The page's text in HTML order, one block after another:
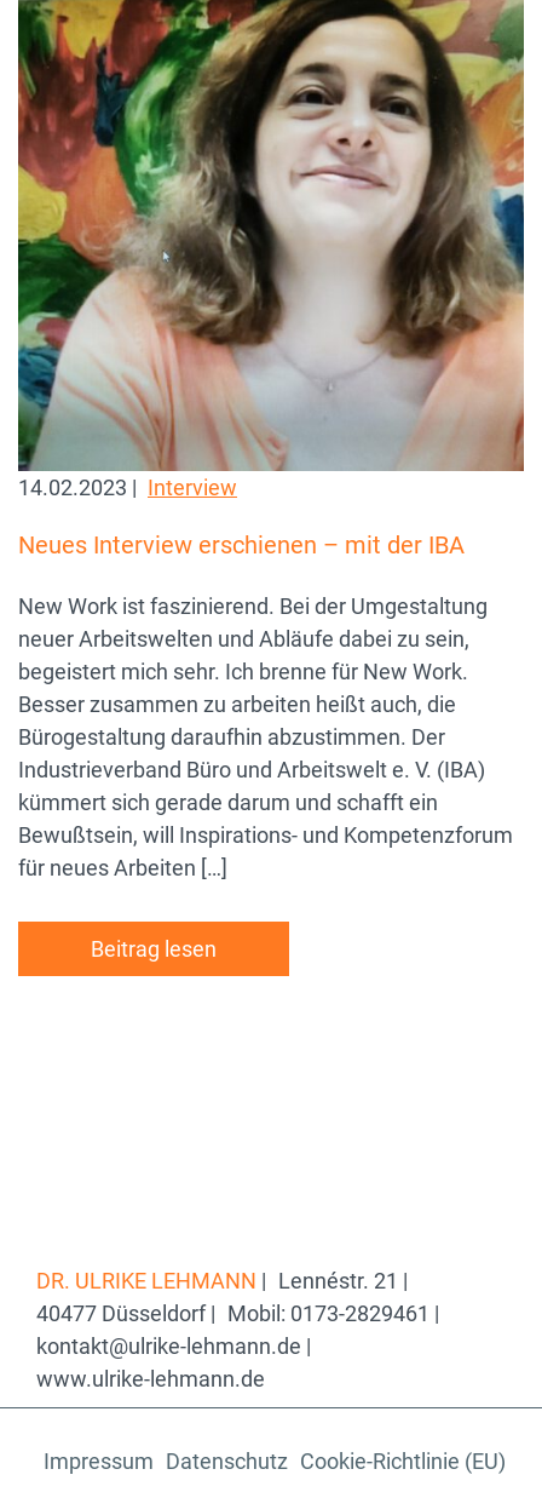
14.02.2023 | Interview
Neues Interview erschienen – mit der IBA
New Work ist faszinierend. Bei der Umgestaltung
neuer Arbeitswelten und Abläufe dabei zu sein,
begeistert mich sehr. Ich brenne für New Work.
Besser zusammen zu arbeiten heißt auch, die
Bürogestaltung daraufhin abzustimmen. Der
Industrieverband Büro und Arbeitswelt e. V. (IBA)
kümmert sich gerade darum und schafft ein
Bewußtsein, will Inspirations- und Kompetenzforum
für neues Arbeiten […]
Beitrag lesen
DR. ULRIKE LEHMANN | Lennéstr. 21 |
40477 Düsseldorf | Mobil: 0173-2829461 |
kontakt@ulrike-lehmann.de |
www.ulrike-lehmann.de
Impressum Datenschutz Cookie-Richtlinie (EU)